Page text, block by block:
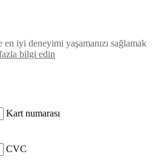
iyi deneyimi yaşamanızı sağlamak
bilgi edin
Kart numarası
CVC